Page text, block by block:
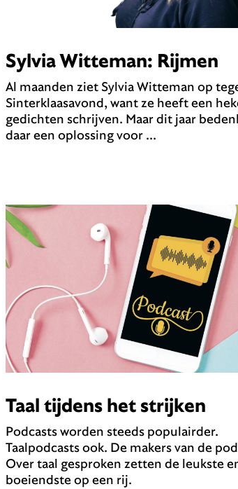
Sylvia Witteman: Rijmen
Al maanden ziet Sylvia Witteman op
Sinterklaasavond, want ze heeft een
gedichten schrijven. Maar dit jaar
daar een oplossing voor ...
Taal tijdens het strijken
Podcasts worden steeds populairder.
Taalpodcasts ook. De makers van de
Over taal gesproken zetten de leukste
boeiendste op een rij.